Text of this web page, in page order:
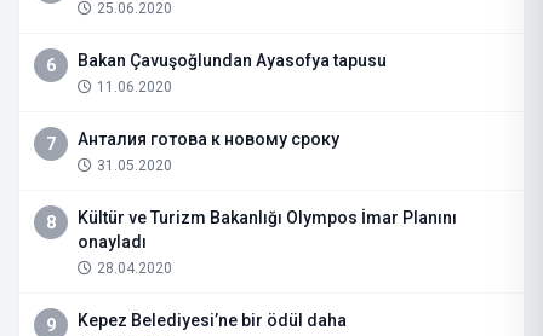
25.06.2020
6 Bakan Çavuşoğlundan Ayasofya tapusu
11.06.2020
7 Анталия готова к новому сроку
31.05.2020
8
Kültür ve Turizm Bakanlığı Olympos İmar Planını
onayladı
28.04.2020
9 Kepez Belediyesi’ne bir ödül daha